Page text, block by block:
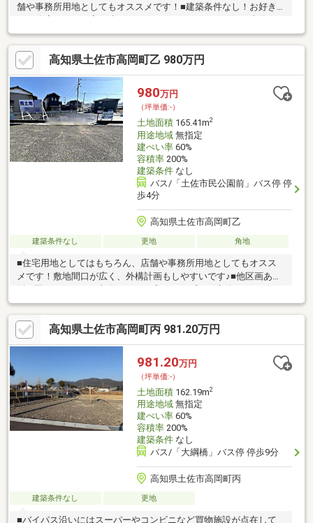
舗や事務所用地としてもオススメです！■建築条件なし！お好き
ンター店やサンプラザ土佐ショッピングセンターまで徒歩3～4分
の距離ですので、毎日のお買い物も楽々の住環境です。■更地、
現況でのお引渡しです。■建築時に水道引き込み・水道新設分担
金が必要です。詳しくはお問い合わせください。
高知県土佐市高岡町乙 980万円
980万円
（坪単価:-）
土地面積165.41m2
用途地域無指定
建ぺい率60%
容積率200%
建築条件なし
バス/「土佐市民公園前」バス停 停
歩4分
高知県土佐市高岡町乙
建築条件なし 更地 角地
■住宅用地としてはもちろん、店舗や事務所用地としてもオスス
メです！敷地間口が広く、外構計画もしやすいです♪■他区画あり
(全2区画)■ローソン土佐インター店やサンプラザ土佐ショッピン
グセンターまで徒歩3～4分の距離ですので、毎日のお買い物も
楽々の住環境です。■更地、現況でのお引渡しです。■建築条件な
し！お好きな工務店さんでお家を建てることができます。■建築
時に水道引き込み・水道新設分担金が必要です。詳しくはお問い
高知県土佐市高岡町丙 981.20万円
981.20万円
（坪単価:-）
土地面積162.19m2
用途地域無指定
建ぺい率60%
容積率200%
建築条件なし
バス/「大綱橋」バス停 停歩9分
高知県土佐市高岡町丙
建築条件なし 更地
■バイパス沿いにはスーパーやコンビニなど買物施設が点在して